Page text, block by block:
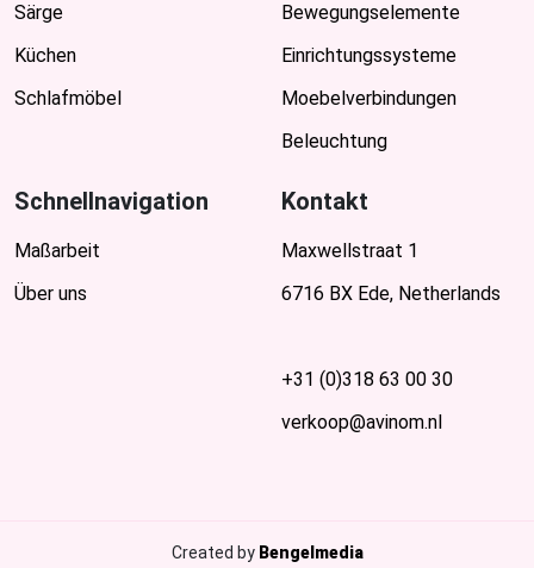
Särge
Küchen
Schlafmöbel
Bewegungselemente
Einrichtungssysteme
Moebelverbindungen
Beleuchtung
Schnellnavigation
Maßarbeit
Über uns
Kontakt
Maxwellstraat 1
6716 BX Ede, Netherlands
+31 (0)318 63 00 30
verkoop@avinom.nl
Created by Bengelmedia